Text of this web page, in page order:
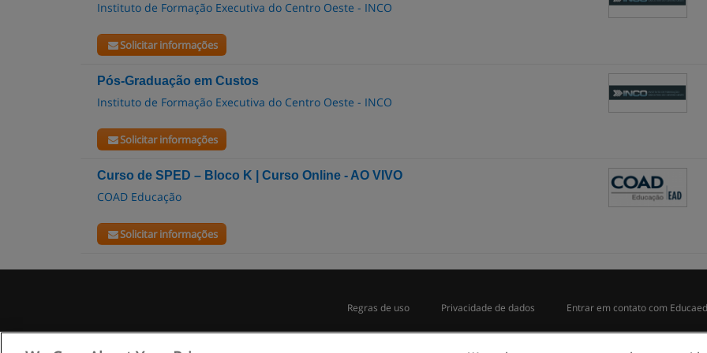
Instituto de Formação Executiva do Centro Oeste - INCO
Solicitar informações
Pós-Graduação em Custos
Instituto de Formação Executiva do Centro Oeste - INCO
Solicitar informações
Curso de SPED – Bloco K | Curso Online - AO VIVO
COAD Educação
Solicitar informações
Regras de uso Privacidade de dados Entrar em contato com